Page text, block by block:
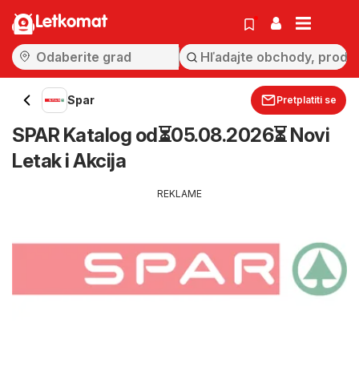
Letkomat
Spar Pretplatiti se
SPAR Katalog od⏳05.08.2026⏳ Novi
Letak i Akcija
REKLAME